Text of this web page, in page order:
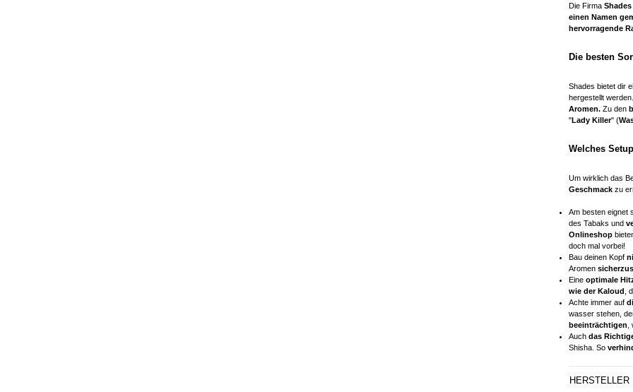
Die Firma Shades
einen Namen
hervorragende
Die besten
Shades bietet dir
hergestellt
Aromen. Zu den
"Lady Killer" (
Welches
Um wirklich das
Geschmack zu
Am besten eignet
des Tabaks und
Onlineshop
doch mal vorbei!
Bau deinen Kopf
Aromen
Eine optimale
wie der Kaloud ,
Achte immer auf
wasser stehen,
beeinträchtigen
Auch das
Shisha. So
HERSTELLER